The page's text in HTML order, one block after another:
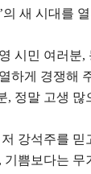
’의 새 시대를
시민 여러분,
하게 경쟁해
, 정말 고생 많
강석주를
, 기쁨보다는 무